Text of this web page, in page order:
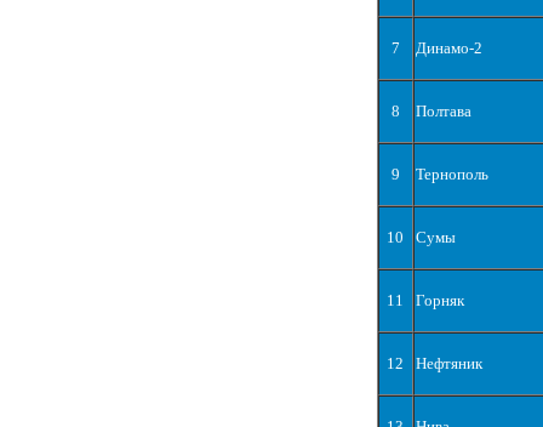
7 Динамо-2
8 Полтава
9 Тернополь
10 Сумы
11 Горняк
12 Нефтяник